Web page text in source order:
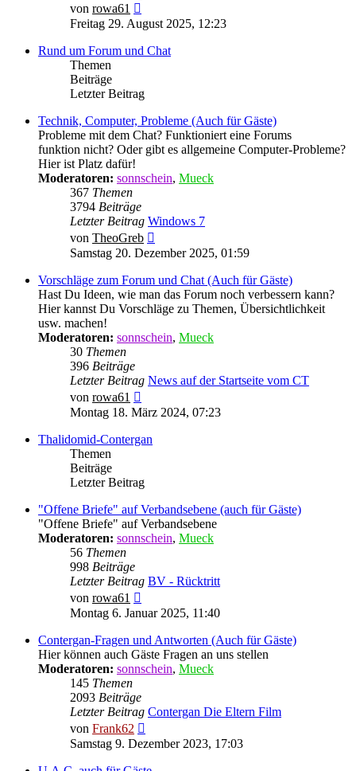
von rowa61
Beitrag
Freitag 29. August 2025, 12:23
Rund um Forum und Chat
Themen
Beiträge
Letzter Beitrag
Technik, Computer, Probleme (Auch für Gäste)
Probleme mit dem Chat? Funktioniert eine Forums
funktion nicht? Oder gibt es allgemeine Computer-Probleme?
Hier ist Platz dafür!
Moderatoren: sonnschein, Mueck
367 Themen
3794 Beiträge
Letzter Beitrag Windows 7
von TheoGreb
Beitrag
Samstag 20. Dezember 2025, 01:59
Vorschläge zum Forum und Chat (Auch für Gäste)
Hast Du Ideen, wie man das Forum noch verbessern kann?
Hier kannst Du Vorschläge zu Themen, Übersichtlichkeit
usw. machen!
Moderatoren: sonnschein, Mueck
30 Themen
396 Beiträge
Letzter Beitrag News auf der Startseite vom CT
von rowa61
Beitrag
Montag 18. März 2024, 07:23
Thalidomid-Contergan
Themen
Beiträge
Letzter Beitrag
"Offene Briefe" auf Verbandsebene (auch für Gäste)
"Offene Briefe" auf Verbandsebene
Moderatoren: sonnschein, Mueck
56 Themen
998 Beiträge
Letzter Beitrag BV - Rücktritt
von rowa61
Beitrag
Montag 6. Januar 2025, 11:40
Contergan-Fragen und Antworten (Auch für Gäste)
Hier können auch Gäste Fragen an uns stellen
Moderatoren: sonnschein, Mueck
145 Themen
2093 Beiträge
Letzter Beitrag Contergan Die Eltern Film
von Frank62
Beitrag
Samstag 9. Dezember 2023, 17:03